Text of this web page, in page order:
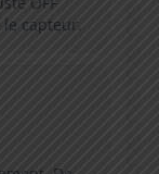
capteur.